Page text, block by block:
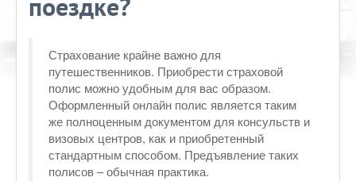
поездке?
Страхование крайне важно для
путешественников. Приобрести страховой
полис можно удобным для вас образом.
Оформленный онлайн полис является таким
же полноценным документом для консульств и
визовых центров, как и приобретенный
стандартным способом. Предъявление таких
полисов – обычная практика.